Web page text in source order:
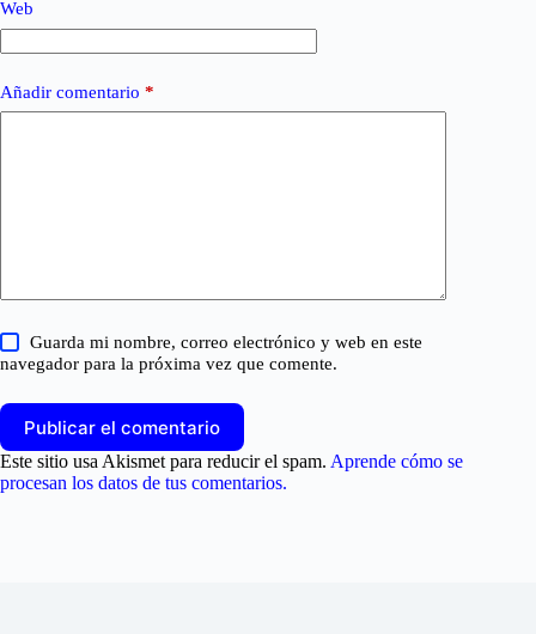
Web
Añadir comentario *
Guarda mi nombre, correo electrónico y web en este
navegador para la próxima vez que comente.
Publicar el comentario
Este sitio usa Akismet para reducir el spam. Aprende cómo se
procesan los datos de tus comentarios.